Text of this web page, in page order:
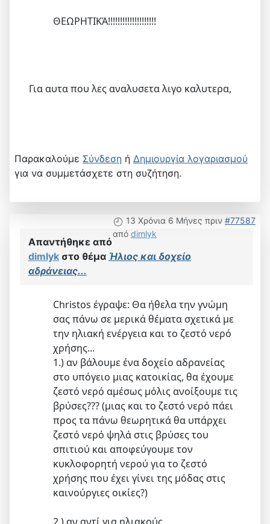
ΘΕΩΡΗΤΙΚΆ!!!!!!!!!!!!!!!!!!!!
Για αυτα που λες αναλυσετα λιγο καλυτερα,
Παρακαλούμε Σύνδεση ή Δημιουργία λογαριασμού
για να συμμετάσχετε στη συζήτηση.
13 Χρόνια 6 Μήνες πριν #77587
από dimlyk
Απαντήθηκε από
dimlyk στο θέμα Ήλιος και δοχείο
αδράνειας...
Christos έγραψε: Θα ήθελα την γνώμη
σας πάνω σε μερικά θέματα σχετικά με
την ηλιακή ενέργεια και το ζεστό νερό
χρήσης...
1.) αν βάλουμε ένα δοχείο αδρανείας
στο υπόγειο μιας κατοικίας, θα έχουμε
ζεστό νερό αμέσως μόλις ανοίξουμε τις
βρύσες??? (μιας και το ζεστό νερό πάει
προς τα πάνω θεωρητικά θα υπάρχει
ζεστό νερό ψηλά στις βρύσες του
σπιτιού και αποφεύγουμε τον
κυκλοφορητή νερού για το ζεστό
χρήσης που έχει γίνει της μόδας στις
καινούργιες οικίες?)